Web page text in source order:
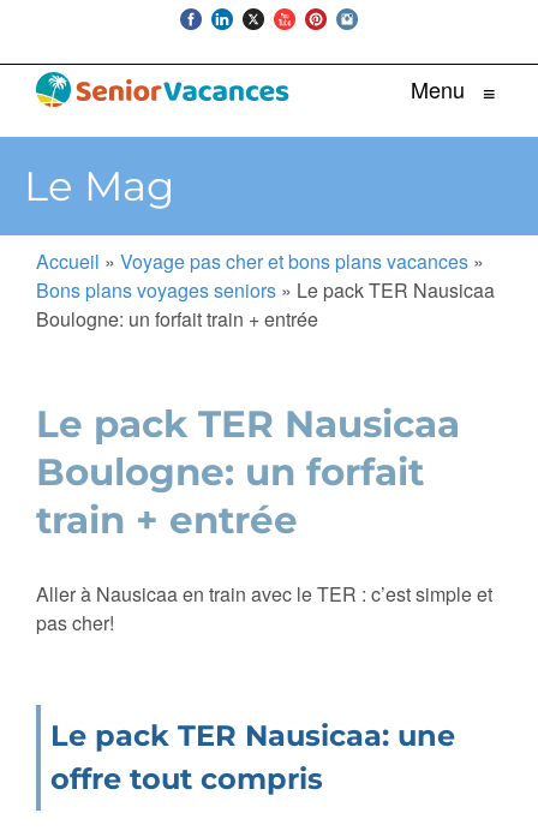
Menu ≡
Le Mag
Accueil » Voyage pas cher et bons plans vacances »
Bons plans voyages seniors » Le pack TER Nausicaa
Boulogne: un forfait train + entrée
Le pack TER Nausicaa
Boulogne: un forfait
train + entrée
Aller à Nausicaa en train avec le TER : c’est simple et
pas cher!
Le pack TER Nausicaa: une
offre tout compris